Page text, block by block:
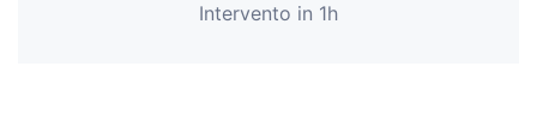
Intervento in 1h